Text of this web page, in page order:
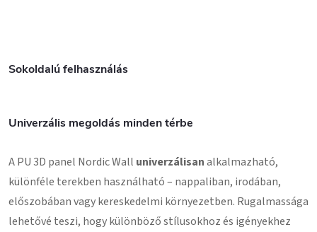
Sokoldalú felhasználás
Univerzális megoldás minden térbe
A PU 3D panel Nordic Wall univerzálisanalkalmazható,
különféle terekben használható – nappaliban, irodában,
előszobában vagy kereskedelmi környezetben. Rugalmassága
lehetővé teszi, hogy különböző stílusokhoz és igényekhez